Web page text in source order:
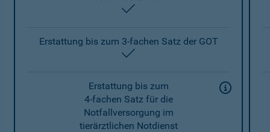
Erstattung bis zum 3-fachen Satz der GOT
Erstattung bis zum
4-fachen Satz für die
Notfallversorgung im
tierärztlichen Notdienst